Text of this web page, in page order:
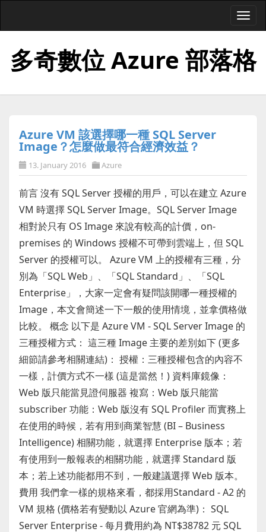
多奇數位 Azure 部落格
Azure VM 該選擇哪一種 SQL Server
Image？怎麼做最符合經濟效益？
13. January 2016 Azure
前言 沒有 SQL Server 授權的用戶，可以在建立 Azure
VM 時選擇 SQL Server Image。SQL Server Image
相對於只有 OS Image 來說有較高的計價，on-
premises 的 Windows 授權不可帶到雲端上，但 SQL
Server 的授權可以。 Azure VM 上的授權有三種，分
別為「SQL Web」、「SQL Standard」、「SQL
Enterprise」，大家一定會有疑問該開哪一種授權的
Image，本文會簡述一下一般的使用情境，並拿價格做
比較。 概念 以下是 Azure VM - SQL Server Image 的
三種授權方式： 這三種 Image 主要的差別如下 (更多
細節請參考相關連結)： 授權：三種授權包含的內容不
一樣，計價方式不一樣 (這是當然！) 資料庫鏡像：
Web 版只能當見證伺服器 複寫：Web 版只能當
subscriber 功能：Web 版沒有 SQL Profiler 而實務上
在使用的時候，若有用到商業智慧 (BI – Business
Intelligence) 相關功能，就選擇 Enterprise 版本；若
有使用到一般報表的相關功能，就選擇 Standard 版
本；若上述功能都用不到，一般建議選擇 Web 版本。
費用 我們拿一樣的規格來看，都採用Standard - A2 的
VM 規格 (價格若有變動以 Azure 官網為準)： SQL
Server Enterprise - 每月費用約為 NT$38782 元 SQL